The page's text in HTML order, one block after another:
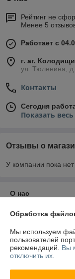
Рейтинг не
Менее 5
Работает с
г. аг. Колодищи
ул. Тюленина,
Контакты
Сегодня
Показать
Отзывы о
У компании пока
О нас
Контакты
Доставка и оплата
Обработка
Мы используем
пользователей
рекомендаций. Вы
отключить их.